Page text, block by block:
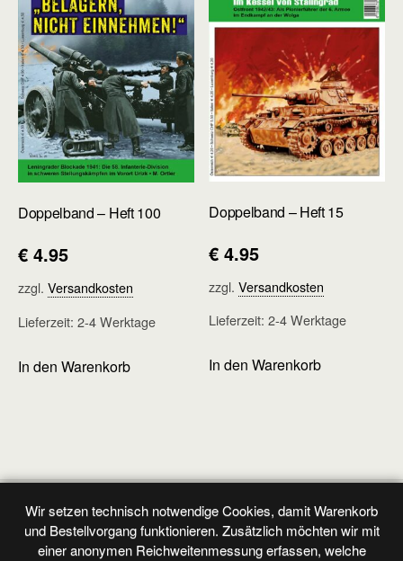
Doppelband – Heft 100
€ 4.95
zzgl. Versandkosten
Lieferzeit: 2-4 Werktage
In den Warenkorb
Doppelband – Heft 15
€ 4.95
zzgl.Versandkosten
Lieferzeit:2-4 Werktage
In den Warenkorb
Doppelband - Heft 9
Originalband - Abonnement
Bundesrepublik Deutschland
Wir setzen technisch notwendige Cookies, damit Warenkorb
und Bestellvorgang funktionieren. Zusätzlich möchten wir mit
einer anonymen Reichweitenmessung erfassen, welche